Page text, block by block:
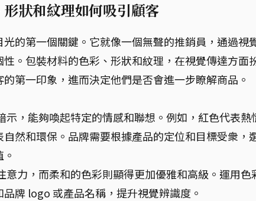
狀和紋理如何吸引顧客
的第一個關鍵。它就像一個無聲的推銷員，通過視
。包裝材料的色彩、形狀和紋理，在視覺傳達方面
第一印象，進而決定他們是否會進一步瞭解商品。
示，能夠喚起特定的情感和聯想。例如，紅色代表熱
然和環保。品牌需要根據產品的定位和目標受衆，
意力，而柔和的色彩則顯得更加優雅和高級。運用色
牌 logo 或產品名稱，提升視覺辨識度。